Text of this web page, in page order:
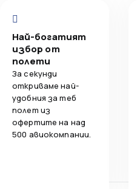
Най-богатият
избор от
полети
За секунди
откриваме най-
удобния за теб
полет из
офертите на над
500 авиокомпании.